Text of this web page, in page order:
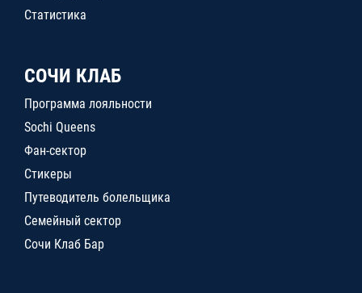
Статистика
СОЧИ КЛАБ
Программа лояльности
Sochi Queens
Фан-сектор
Стикеры
Путеводитель болельщика
Семейный сектор
Сочи Клаб Бар